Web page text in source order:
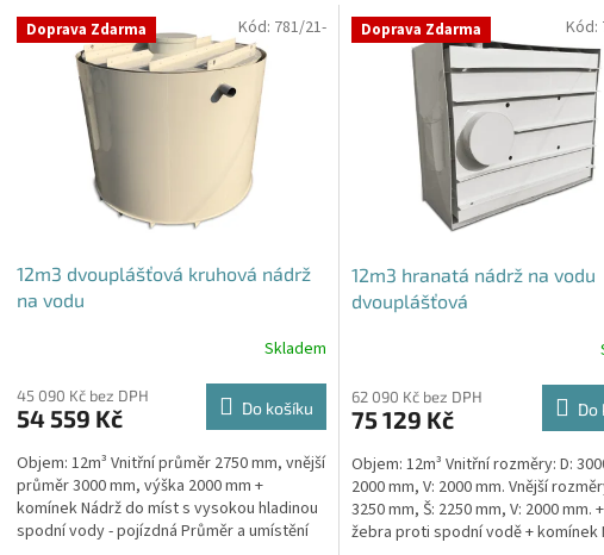
nV Doprava Zdarma
12m3 dvouplášťová kruhová nádrž
na vodu
Skladem
45 090 Kč bez DPH
54 559 Kč Do košíku
Objem: 12m³ Vnitřní průměr 2750 mm, vnější
průměr 3000 mm, výška 2000 mm +
komínek Nádrž do míst s vysokou hladinou
spodní vody - pojízdná Průměr a umístění
Kód: 781/21- Doprava Zdarma
12m3 hranatá nádrž na vodu
dvouplášťová
62 090 Kč bez DPH
75 129 Kč Do
Objem: 12m³ Vnitřní rozměry: D:
2000 mm, V: 2000 mm. Vnější
3250 mm, Š: 2250 mm, V: 2000 mm.
žebra proti spodní vodě + komínek
Kód: